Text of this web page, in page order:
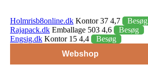
Holmrisb8online.dk Kontor 37 4,7
Besøg
Rajapack.dk Emballage 503 4,6
Besøg
Engsig.dk Kontor 15 4,4
Besøg
Webshop